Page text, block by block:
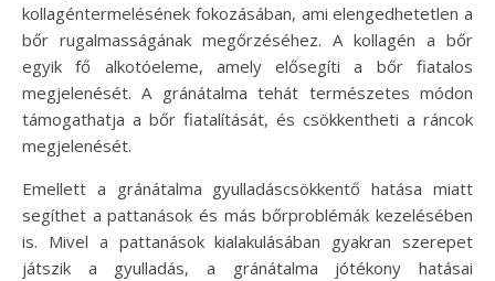
kollagéntermelésének fokozásában, ami elengedhetetlen a
bőr rugalmasságának megőrzéséhez. A kollagén a bőr
egyik fő alkotóeleme, amely elősegíti a bőr fiatalos
megjelenését. A gránátalma tehát természetes módon
támogathatja a bőr fiatalítását, és csökkentheti a ráncok
megjelenését.
Emellett a gránátalma gyulladáscsökkentő hatása miatt
segíthet a pattanások és más bőrproblémák kezelésében
is. Mivel a pattanások kialakulásában gyakran szerepet
játszik a gyulladás, a gránátalma jótékony hatásai